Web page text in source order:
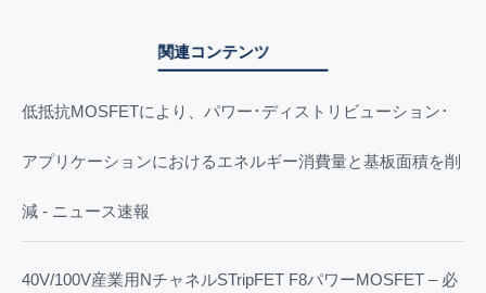
関連コンテンツ
低抵抗MOSFETにより、パワー･ディストリビューション･
アプリケーションにおけるエネルギー消費量と基板面積を削
減 - ニュース速報
40V/100V産業用NチャネルSTripFET F8パワーMOSFET – 必